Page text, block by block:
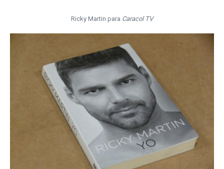
Ricky Martin para Caracol TV